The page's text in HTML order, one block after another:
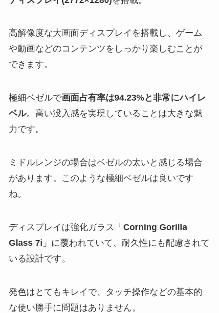
高解像度な大画面ディスプレイを搭載し、ゲーム
や動画などのコンテンツをしっかり楽しむことが
できます。
極細ベゼルで画面占有率は94.23%と非常にハイレ
ベル。高い没入感を実現していることは大きな魅
力です。
ミドルレンジの場合はベゼルの太いと感じる場合
があります。このような極細ベゼルは良いです
ね。
ディスプレイは強化ガラス「 Corning Gorilla
Glass 7i 」に覆われていて、耐久性にも配慮されて
いる設計です。
発色はとてもキレイで、タッチ操作などの基本的
な使い勝手に問題はありません。